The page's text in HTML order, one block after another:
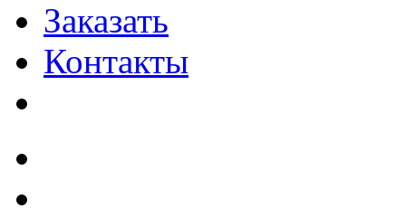
Заказать
Контакты